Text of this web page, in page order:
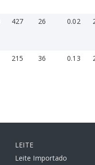
427 26 0.02
215 36 0.13
LEITE
Leite Importado